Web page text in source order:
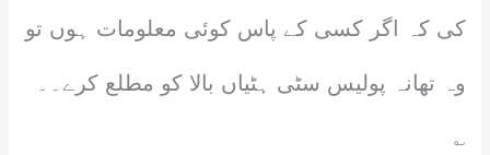
کی کہ اگر کسی کے پاس کوئی معلومات ہوں تو
وہ تھانہ پولیس سٹی ہٹیاں بالا کو مطلع کرے۔۔
؎